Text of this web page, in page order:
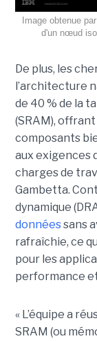
Image obtenue
d'un nœud
De plus, les
l’architecture
de 40 % de la
(SRAM),
composants
aux exigences
charges de
Gambetta.
dynamique
donnéessans
rafraîchie, ce
pour les
performance
« L’équipe a
SRAM (ou